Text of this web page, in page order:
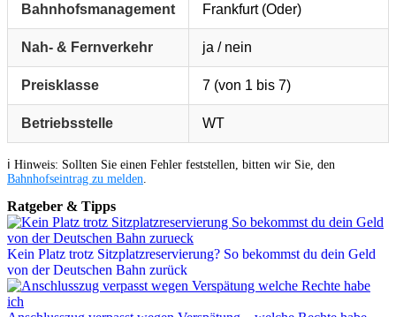
Bahnhofsmanagement Frankfurt (Oder)
Nah- & Fernverkehr ja / nein
Preisklasse 7 (von 1 bis 7)
Betriebsstelle WT
ℹ️ Hinweis: Sollten Sie einen Fehler feststellen, bitten wir Sie, den
Bahnhofseintrag zu melden
Ratgeber & Tipps
Kein Platz trotz Sitzplatzreservierung? So bekommst du dein Geld
von der Deutschen Bahn zurück